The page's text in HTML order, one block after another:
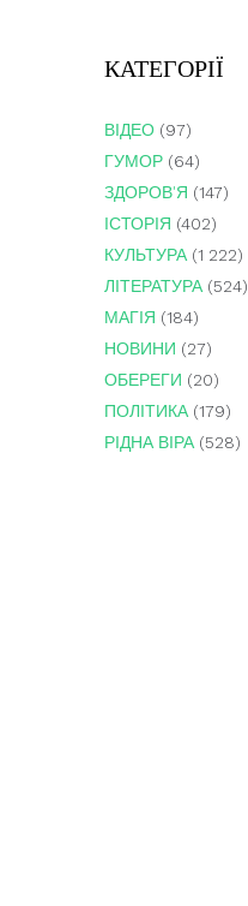
КАТЕГОРІЇ
ВІДЕО (97)
ГУМОР (64)
ЗДОРОВ'Я (147)
ІСТОРІЯ (402)
КУЛЬТУРА (1 222)
ЛІТЕРАТУРА (524)
МАГІЯ (184)
НОВИНИ (27)
ОБЕРЕГИ (20)
ПОЛІТИКА (179)
РІДНА ВІРА (528)